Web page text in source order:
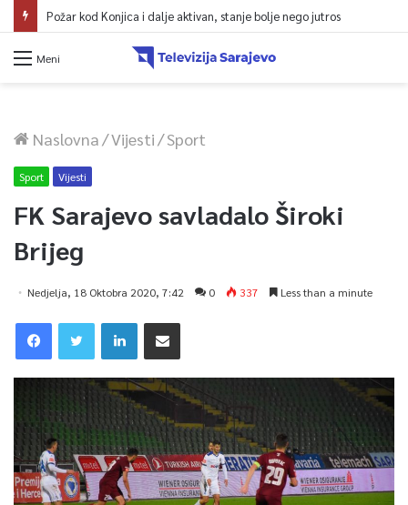
Požar kod Konjica i dalje aktivan, stanje bolje nego jutros
Meni
Naslovna/Vijesti/Sport
Sport Vijesti
FK Sarajevo savladalo Široki
Brijeg
Nedjelja, 18 Oktobra 2020, 7:42 0 337 Less than a minute